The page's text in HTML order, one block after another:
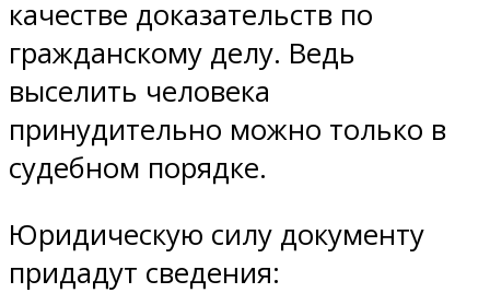
качестве доказательств по
гражданскому делу. Ведь
выселить человека
принудительно можно только в
судебном порядке.
Юридическую силу документу
придадут сведения: